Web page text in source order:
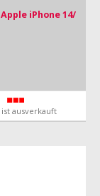
Apple iPhone 14/
ausverkauft